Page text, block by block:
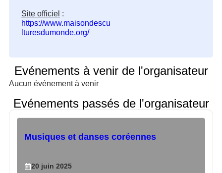
Site officiel :
https://www.maisondescu
lturesdumonde.org/
Evénements à venir de l'organisateur
Aucun événement à venir
Evénements passés de l'organisateur
Musiques et danses coréennes
20 juin 2025